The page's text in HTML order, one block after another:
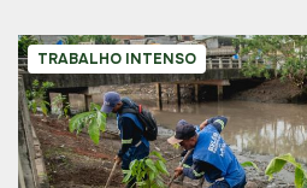
TRABALHO INTENSO